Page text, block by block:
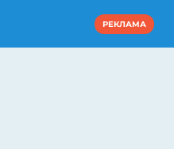
РЕКЛАМА